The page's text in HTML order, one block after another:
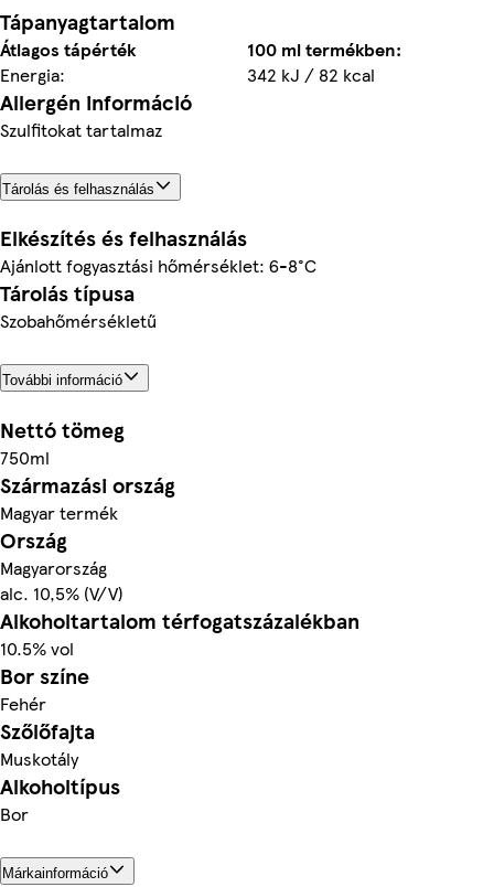
Tápanyagtartalom
Átlagos tápérték
100 ml termékben:
Energia:
342 kJ / 82 kcal
Allergén információ
Szulfitokat tartalmaz
Tárolás és felhasználás
Elkészítés és felhasználás
Ajánlott fogyasztási hőmérséklet: 6-8°C
Tárolás típusa
Szobahőmérsékletű
További információ
Nettó tömeg
750ml
Származási ország
Magyar termék
Ország
Magyarország
alc. 10,5% (V/V)
Alkoholtartalom térfogatszázalékban
10.5% vol
Bor színe
Fehér
Szőlőfajta
Muskotály
Alkoholtípus
Bor
Márkainformáció